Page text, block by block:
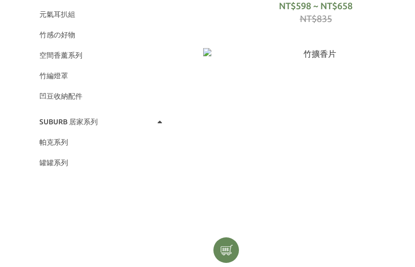
元氣耳扒組
竹感の好物
空間香薰系列
竹編燈罩
凹豆收納配件
SUBURB 居家系列
帕克系列
罐罐系列
NT$598 ~ NT$658
NT$835